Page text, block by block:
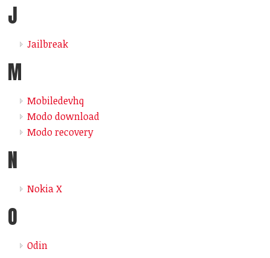
J
Jailbreak
M
Mobiledevhq
Modo download
Modo recovery
N
Nokia X
O
Odin